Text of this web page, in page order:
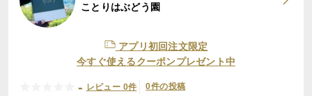
ことりはぶどう園
アプリ初回注文限定
今すぐ使えるクーポンプレゼント中
- レビュー 0件 0件の投稿